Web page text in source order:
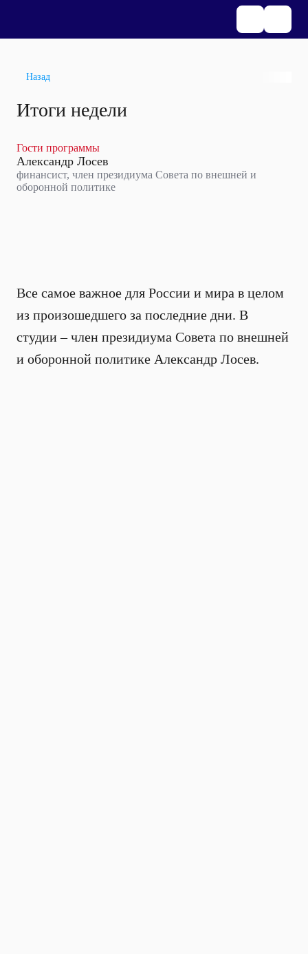
Назад
Итоги недели
Гости программы
Александр Лосев
финансист, член президиума Совета по внешней и
оборонной политике
Все самое важное для России и мира в целом
из произошедшего за последние дни. В
студии – член президиума Совета по внешней
и оборонной политике Александр Лосев.